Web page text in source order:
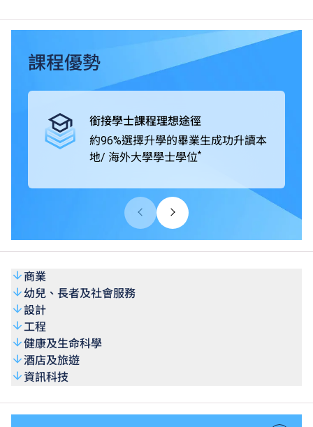
相關專業領域的實戰經驗，以緊貼人力市場需求。
畢業生可升讀本地及海外大學 / 院校開辦的學士學位課程，
包括由VTC機構成員THEi高科院提供的銜接學位課程、
SHAPE與海外及中國內地著名大學協辦的學位銜接課程。
廣泛肯定。
課程優勢
銜接學士課程理想途徑
約96%選擇升學的畢業生成功升讀本
地/ 海外大學學士學位*
商業
幼兒、長者及社會服務
設計
工程
健康及生命科學
酒店及旅遊
資訊科技